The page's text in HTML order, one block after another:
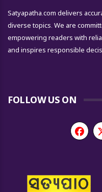
Satyapatha.com delivers
diverse topics. We are
empowering readers with
and inspires responsible
FOLLOW US ON